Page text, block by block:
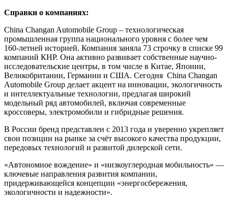
Справки о компаниях:
China Changan Automobile Group – технологическая
промышленная группа национального уровня с более чем
160-летней историей. Компания заняла 73 строчку в списке 99
компаний КНР. Она активно развивает собственные научно-
исследовательские центры, в том числе в Китае, Японии,
Великобритании, Германии и США. Сегодня China Changan
Automobile Group делает акцент на инновации, экологичность
и интеллектуальные технологии, предлагая широкий
модельный ряд автомобилей, включая современные
кроссоверы, электромобили и гибридные решения.
В России бренд представлен с 2013 года и уверенно укрепляет
свои позиции на рынке за счёт высокого качества продукции,
передовых технологий и развитой дилерской сети.
«Автономное вождение» и «низкоуглеродная мобильность» —
ключевые направления развития компании,
придерживающейся концепции «энергосбережения,
экологичности и надежности».